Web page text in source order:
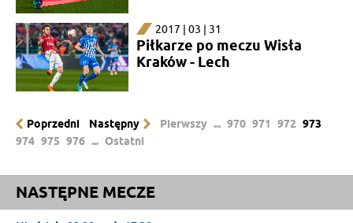
2017 | 03 | 31
Piłkarze po meczu Wisła
Kraków - Lech
Poprzedni Następny Pierwszy ... 970 971 972 973
974 975 976 ... Ostatni
NASTĘPNE MECZE